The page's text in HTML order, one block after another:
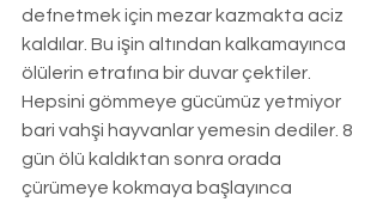
defnetmek için mezar kazmakta aciz
kaldılar. Bu işin altından kalkamayınca
ölülerin etrafına bir duvar çektiler.
Hepsini gömmeye gücümüz yetmiyor
bari vahşi hayvanlar yemesin dediler. 8
gün ölü kaldıktan sonra orada
çürümeye kokmaya başlayınca